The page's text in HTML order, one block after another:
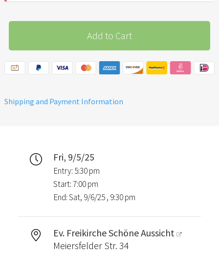
Add to Cart
Shipping and Payment Information
Fri, 9/5/25
Entry: 5:30 pm
Start: 7:00 pm
End: Sat, 9/6/25 , 9:30 pm
Ev. Freikirche Schöne Aussicht
Meiersfelder Str. 34